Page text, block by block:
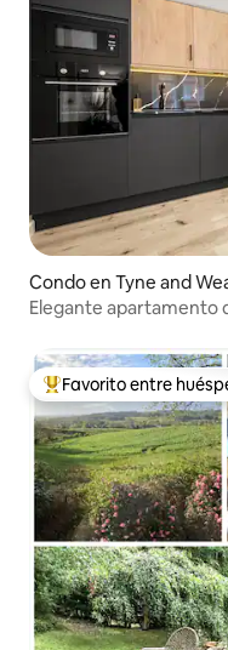
Condo en Tyne and
Elegante apartamento
Favorito entre
Favorito entre